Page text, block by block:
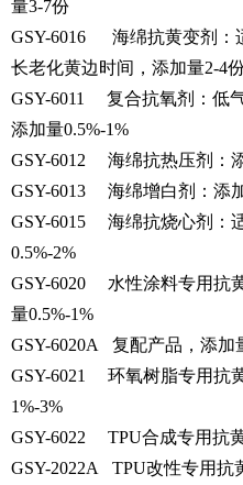
量3-7份
GSY-6016 海绵抗黄变剂：
长老化黄边时间，添加量2-4
GSY-6011 复合抗氧剂：低
添加量0.5%-1%
GSY-6012 海绵抗热压剂：
GSY-6013 海绵增白剂：添
GSY-6015 海绵抗烧心剂：
0.5%-2%
GSY-6020 水性涂料专用抗
量0.5%-1%
GSY-6020A 复配产品，添加
GSY-6021 环氧树脂专用抗
1%-3%
GSY-6022 TPU合成专用抗
GSY-2022A TPU改性专用抗